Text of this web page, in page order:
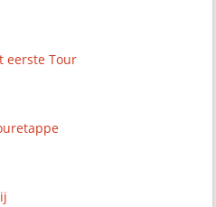
eerste Tour